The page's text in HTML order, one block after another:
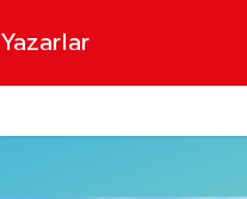
Yazarlar